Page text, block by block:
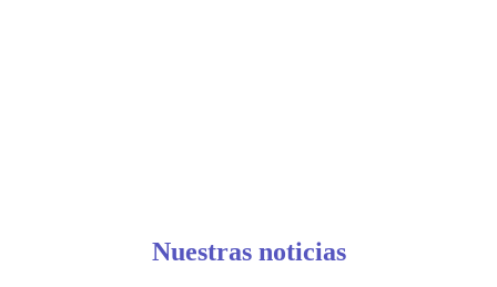
Nuestras noticias